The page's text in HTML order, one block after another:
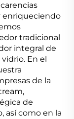
enriqueciendo
tradicional
integral de
En el
de la
de
así como en la